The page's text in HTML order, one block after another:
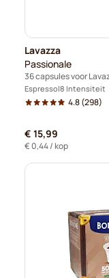
Lavazza
Passionale
36 capsules voor
Espresso 8 Intensiteit
4.8(298)
€ 15,99
€ 0,44/ kop